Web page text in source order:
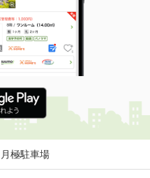
月極駐車場